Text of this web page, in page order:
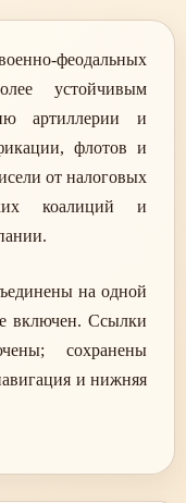
феодальных
устойчивым
артиллерии и
флотов и
от налоговых
коалиций и
на одной
включен. Ссылки
сохранены
и нижняя